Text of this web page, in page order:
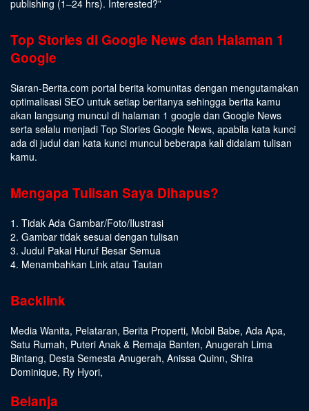
publishing (1–24 hrs). Interested?”
Top Stories di Google News dan Halaman 1
Google
Siaran-Berita.com portal berita komunitas dengan mengutamakan
optimalisasi SEO untuk setiap beritanya sehingga berita kamu
akan langsung muncul di halaman 1 google dan Google News
serta selalu menjadi Top Stories Google News, apabila kata kunci
ada di judul dan kata kunci muncul beberapa kali didalam tulisan
kamu.
Mengapa Tulisan Saya Dihapus?
1. Tidak Ada Gambar/Foto/Ilustrasi
2. Gambar tidak sesuai dengan tulisan
3. Judul Pakai Huruf Besar Semua
4. Menambahkan Link atau Tautan
Backlink
Media Wanita, Pelataran, Berita Properti, Mobil Babe, Ada Apa,
Satu Rumah, Puteri Anak & Remaja Banten, Anugerah Lima
Bintang, Desta Semesta Anugerah, Anissa Quinn, Shira
Dominique, Ry Hyori,
Belanja